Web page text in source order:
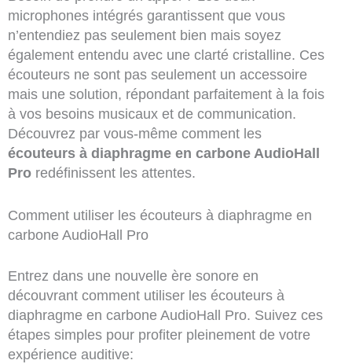
microphones intégrés garantissent que vous
n’entendiez pas seulement bien mais soyez
également entendu avec une clarté cristalline. Ces
écouteurs ne sont pas seulement un accessoire
mais une solution, répondant parfaitement à la fois
à vos besoins musicaux et de communication.
Découvrez par vous-même comment les
écouteurs à diaphragme en carbone AudioHall
Proredéfinissent les attentes.
Comment utiliser les écouteurs à diaphragme en
carbone AudioHall Pro
Entrez dans une nouvelle ère sonore en
découvrant comment utiliser les écouteurs à
diaphragme en carbone AudioHall Pro. Suivez ces
étapes simples pour profiter pleinement de votre
expérience auditive: